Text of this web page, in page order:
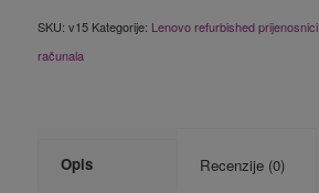
SKU: v15 Kategorije: Lenovo refurbished prijenosnici,
računala
Opis Recenzije (0)